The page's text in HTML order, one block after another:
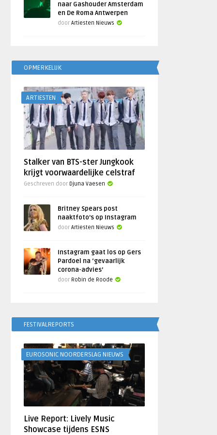
naar Gashouder Amsterdam
en De Roma Antwerpen
doorArtiesten Nieuws
OPMERKELIJK
ARTIESTEN
Stalker van BTS-ster Jungkook
krijgt voorwaardelijke celstraf
Geschreven door Djuna Vaesen
Britney Spears post
naaktfoto’s op Instagram
doorArtiesten Nieuws
Instagram gaat los op Gers
Pardoel na ‘gevaarlijk
corona-advies’
door Robin de Roode
FESTIVALREPORTS
EUROSONIC NOORDERSLAG NIEUWS
Live Report: Lively Music
Showcase tijdens ESNS